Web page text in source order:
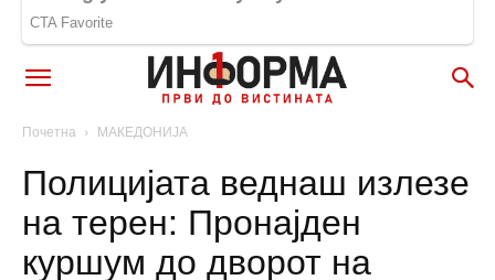
Почетна МАКЕДОНИЈА
Полицијата веднаш излезе
на терен: Пронајден
куршум до дворот на